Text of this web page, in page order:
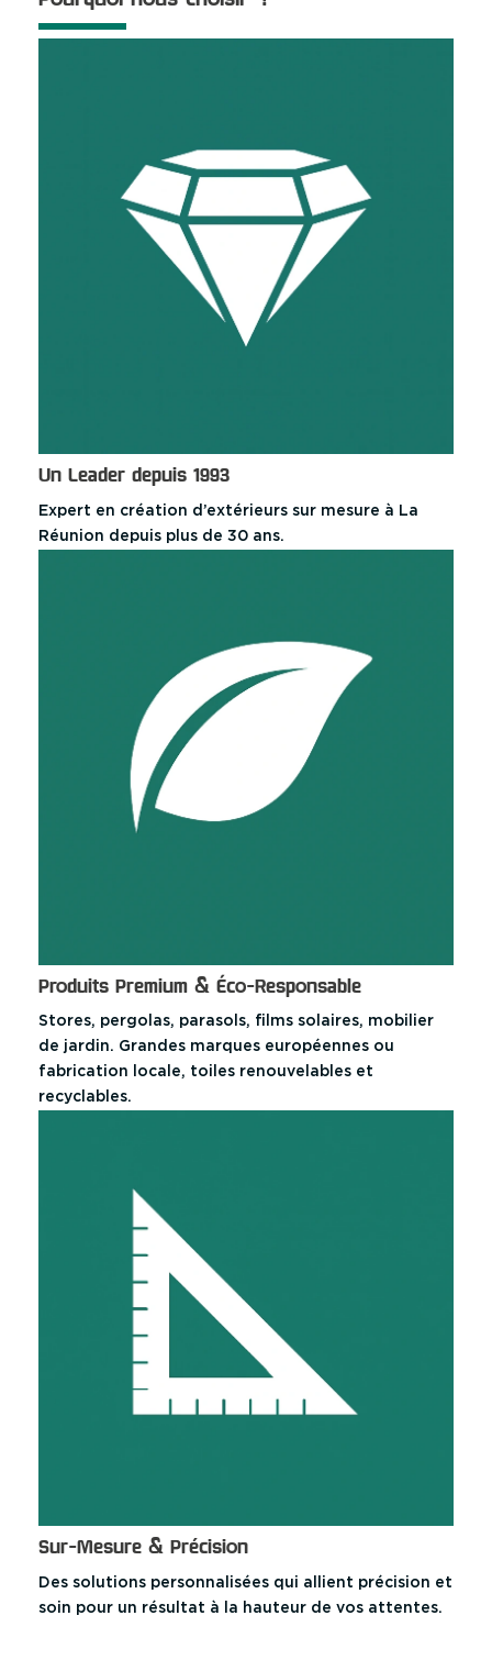
Un Leader depuis 1993
Expert en création d’extérieurs sur mesure à La
Réunion depuis plus de 30 ans.
Produits Premium & Éco-Responsable
Stores, pergolas, parasols, films solaires, mobilier
de jardin. Grandes marques européennes ou
fabrication locale, toiles renouvelables et
recyclables.
Sur-Mesure & Précision
Des solutions personnalisées qui allient précision et
soin pour un résultat à la hauteur de vos attentes.